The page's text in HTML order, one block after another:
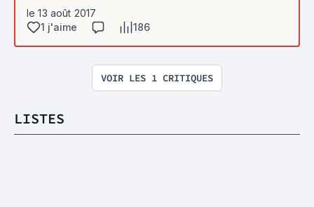
le 13 août 2017
1 j'aime
186
VOIR LES 1 CRITIQUES
LISTES